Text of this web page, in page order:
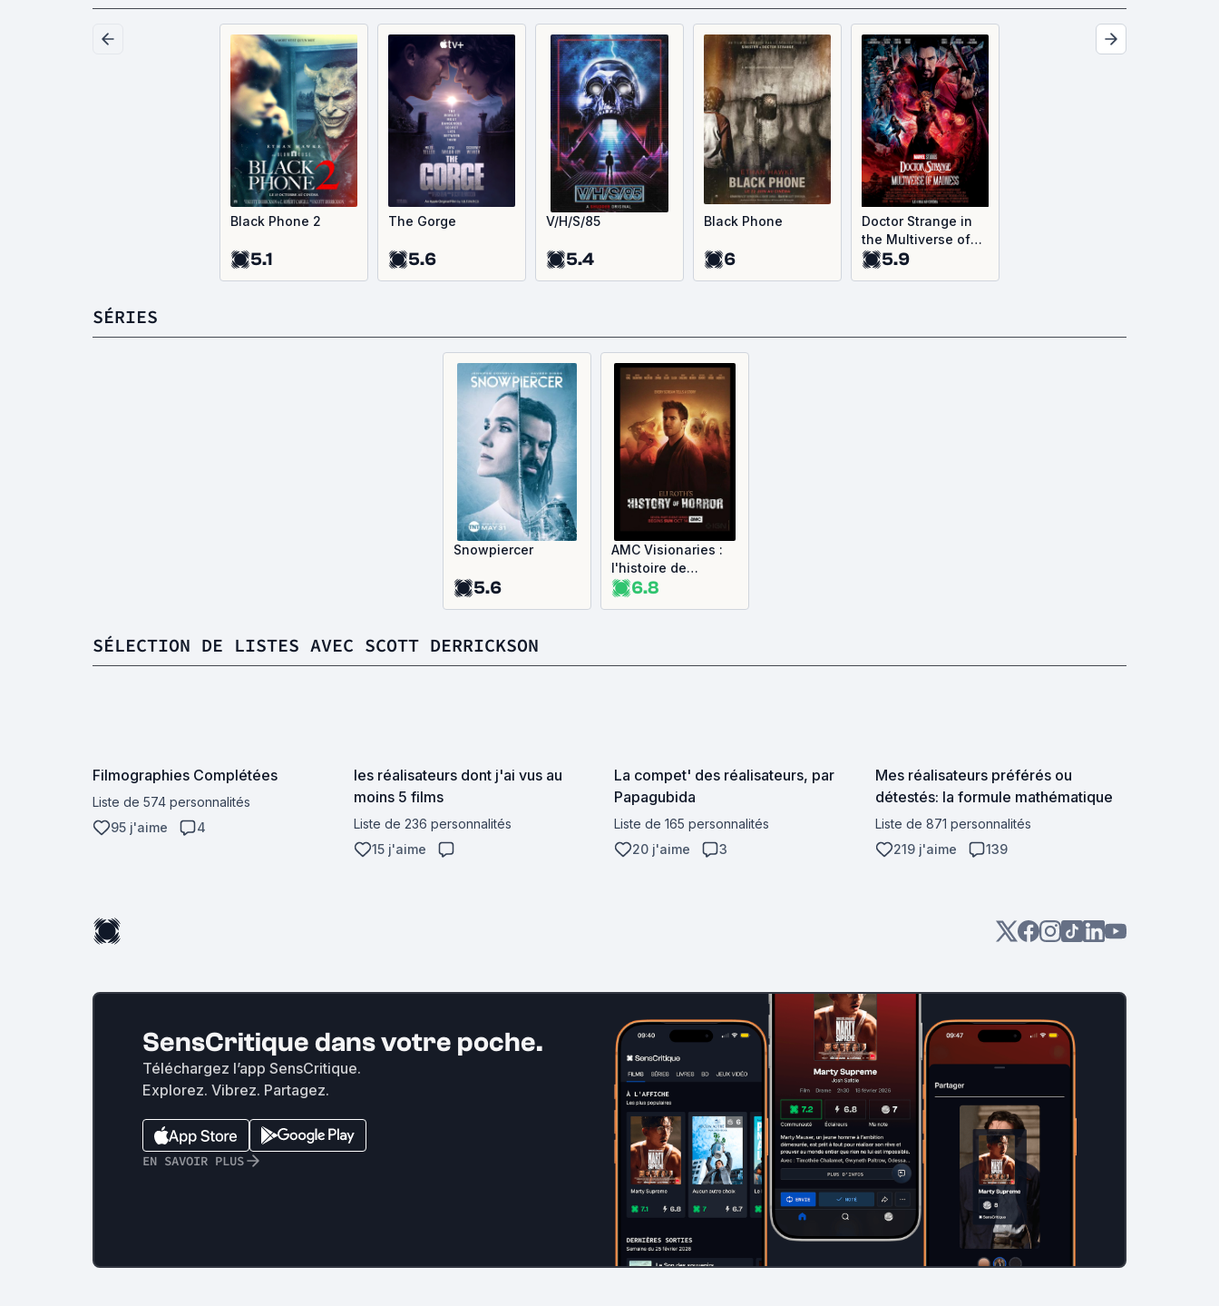
Black Phone 2
5.1
The Gorge
5.6
V/H/S/85
5.4
Black Phone
6
Doctor Strange in
the Multiverse of
Madness
5.9
SÉRIES
Snowpiercer
5.6
AMC Visionaries :
l'histoire de
l'horreur avec Eli
6.8
SÉLECTION DE LISTES AVEC SCOTT DERRICKSON
Filmographies Complétées
Liste de 574 personnalités
95 j'aime
4
les réalisateurs dont j'ai vus au
moins 5 films
Liste de 236 personnalités
15 j'aime
La compet' des réalisateurs, par
Papagubida
Liste de 165 personnalités
20 j'aime
3
Mes réalisateurs préférés ou
détestés: la formule mathématique
Liste de 871 personnalités
219 j'aime
139
SensCritique dans votre poche.
Téléchargez l’app SensCritique.
Explorez. Vibrez. Partagez.
EN SAVOIR PLUS